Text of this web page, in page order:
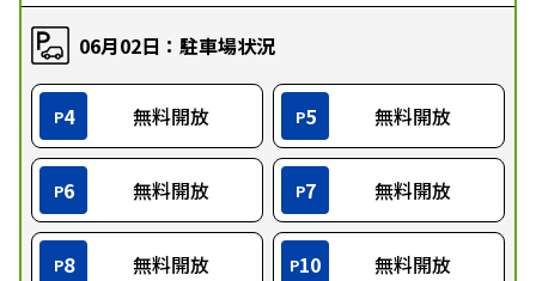
06月02日：駐車場状況
P4 無料開放 P5 無料開放
P6 無料開放 P7 無料開放
P8 無料開放 P10 無料開放